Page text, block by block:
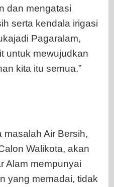
dan mengatasi
serta kendala irigasi
Pagaralam,
untuk mewujudkan
kita itu semua.”
masalah Air Bersih,
Walikota, akan
Alam mempunyai
yang memadai, tidak